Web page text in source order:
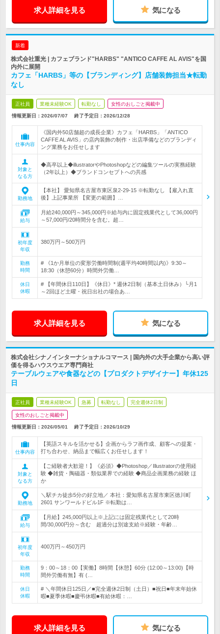
求人詳細を見る 気になる
新着
株式会社重光 | カフェブランド"HARBS" "ANTICO CAFFE AL AVIS"を国
内外に展開
カフェ「HARBS」等の【ブランディング】店舗装飾担当★転勤
なし
正社員 業種未経験OK 転勤なし 女性のおしごと掲載中
情報更新日：2026/07/07 終了予定日： 2026/12/28
仕事内容
《国内外50店舗超の成長企業》カフェ「HARBS」「ANTICO
CAFFE AL AVIS」の店内装飾の制作・出店準備などのブランディ
ング業務をお任せします
対象と
なる方
◆高卒以上◆illustratorやPhotoshopなどの編集ツールの実務経験
（2年以上）◆ブランドコンセプトへの共感
勤務地
【本社】 愛知県名古屋市東区泉2-29-15 ※転勤なし 【雇入れ直
後】上記事業所 【変更の範囲】…
給与
月給240,000円～345,000円※給与内に固定残業代として36,000円
～57,000円/20時間分を含む。超…
初年度
年収
380万円～500万円
勤務
時間
# 《1か月単位の変形労働時間制(週平均40時間以内)》9:30～
18:30（休憩60分）時間外労働…
休日
休暇
# 【年間休日110日】《休日》* 週休2日制（基本土日休み）└月1
～2回ほど土曜・祝日出社の場合あ…
求人詳細を見る 気になる
株式会社シナノインターナショナルコマース | 国内外の大手企業から高い評
価を得るハウスウエア専門商社
テーブルウェアや食器などの【プロダクトデザイナー】年休125
日
正社員 業種未経験OK 急募 転勤なし 完全週休2日制
女性のおしごと掲載中
情報更新日：2026/05/01 終了予定日： 2026/10/29
仕事内容
【英語スキルを活かせる】企画からラフ画作成、顧客への提案・
打ち合わせ、納品まで幅広くお任せします！
対象と
なる方
【ご経験者大歓迎！】《必須》◆Photoshop／Illustratorの使用経
験 ◆雑貨・陶磁器・類似業界での経験 ◆商品企画業務の経験 ほ
か
勤務地
＼駅チカ徒歩5分の好立地／ 本社：愛知県名古屋市東区徳川町
2601 サンワールドビル1F ※転勤は…
給与
【月給】245,000円以上※上記には固定残業代として20時
間/30,000円分～含む 超過分は別途支給※経験・年齢…
初年度
年収
400万円～450万円
勤務
時間
9：00～18：00【実働】8時間【休憩】60分 (12:00～13:00)【時
間外労働有無】有 (…
休日
休暇
# ＼年間休日125日／■完全週休2日制（土日）■祝日■年末年始休
暇■夏季休暇■慶弔休暇■有給休暇：…
求人詳細を見る 気になる